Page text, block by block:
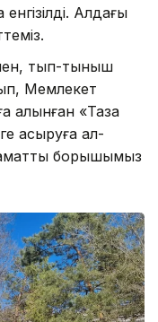
Алдағы
тып-тыныш
Мемлекет
алынған «Таза
асыруға қал-
борышымыз